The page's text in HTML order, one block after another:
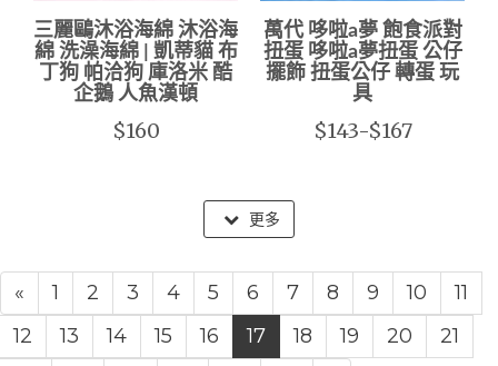
三麗鷗沐浴海綿 沐浴海
綿 洗澡海綿 | 凱蒂貓 布
丁狗 帕洽狗 庫洛米 酷
企鵝 人魚漢頓
$160
萬代 哆啦a夢 飽食派對
扭蛋 哆啦a夢扭蛋 公仔
擺飾 扭蛋公仔 轉蛋 玩
具
$143-$167
更多
« 1 2 3 4 5 6 7 8 9 10
11
12
13 14 15 16 17 18 19 20
21